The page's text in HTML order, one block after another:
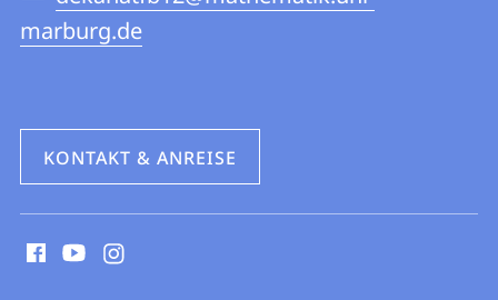
marburg.de
KONTAKT & ANREISE
Media